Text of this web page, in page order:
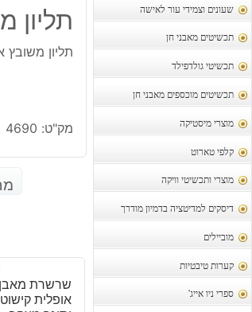
שעונים וצמידי עור לאישה
תכשיטים מאבני חן
תכשיטי גולדפילד
תכשיטים מוכספים מאבני חן
מוצרי מיסטיקה
קלפי טארוט
מוצרי ותכשיטי וויקה
דיסקים למדיטציה בדמיון מודרך
מוביילים
קערות טיבטיות
ספרי ניו אייג'
תליון
תליון משובץ
מק"ט: 4690
שרשרת מאבן
אופלית